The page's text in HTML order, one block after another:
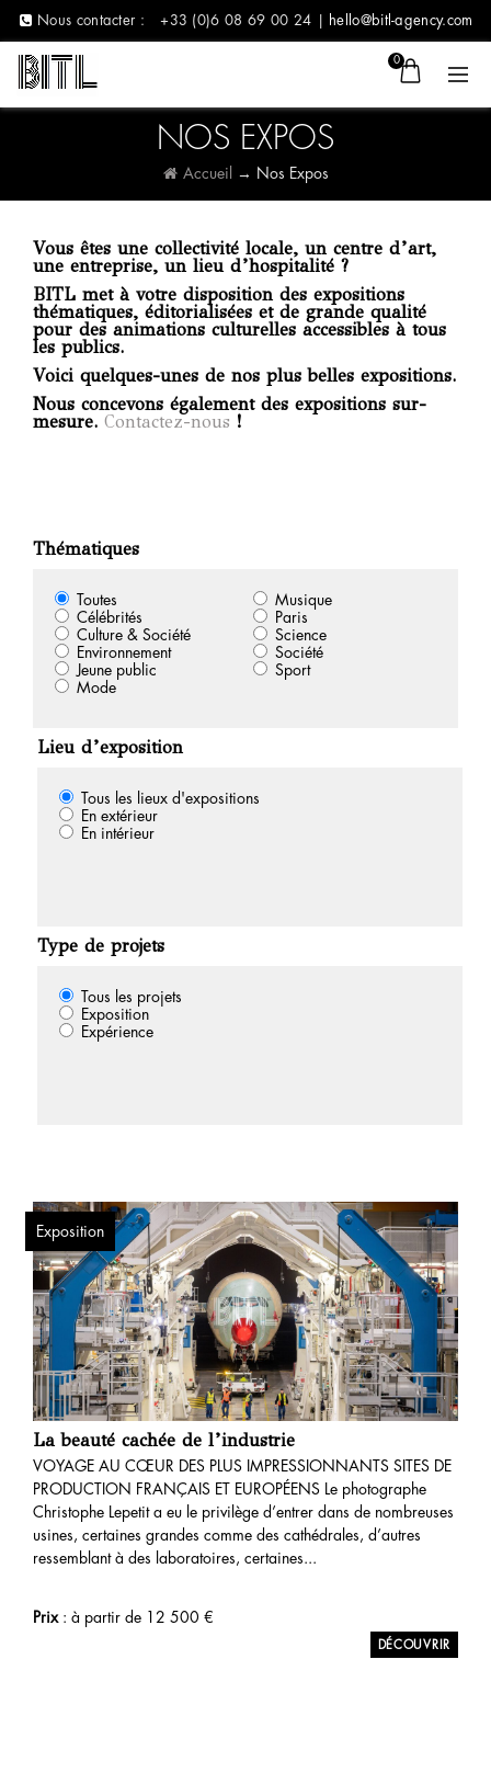
Nous contacter : +33 (0)6 08 69 00 24 | hello@bitl-agency.com
0
NOS EXPOS
Accueil → Nos Expos
Vous êtes une collectivité locale, un centre d’art,
une entreprise, un lieu d’hospitalité ?
BITL met à votre disposition des expositions
thématiques, éditorialisées et de grande qualité
pour des animations culturelles accessibles à tous
les publics.
Voici quelques-unes de nos plus belles expositions.
Nous concevons également des expositions sur-
mesure. Contactez-nous !
Thématiques
Toutes
Célébrités
Culture & Société
Environnement
Jeune public
Mode
Musique
Paris
Science
Société
Sport
Lieu d’exposition
Tous les lieux d'expositions
En extérieur
En intérieur
Type de projets
Tous les projets
Exposition
Expérience
La beauté cachée de l’industrie
VOYAGE AU CŒUR DES PLUS IMPRESSIONNANTS SITES DE
PRODUCTION FRANÇAIS ET EUROPÉENS Le photographe
Christophe Lepetit a eu le privilège d’entrer dans de nombreuses
usines, certaines grandes comme des cathédrales, d’autres
ressemblant à des laboratoires, certaines...
Prix: à partir de 12 500 €
Exposition